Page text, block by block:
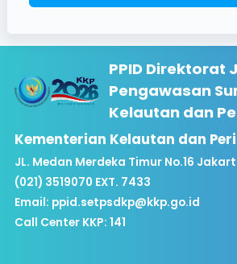
PPID Direktorat
Pengawasan
Kelautan dan
Kementerian Kelautan dan
JL. Medan Merdeka Timur No.16
(021) 3519070 EXT. 7433
Email: ppid.setpsdkp@kkp.go.id
Call Center KKP: 141